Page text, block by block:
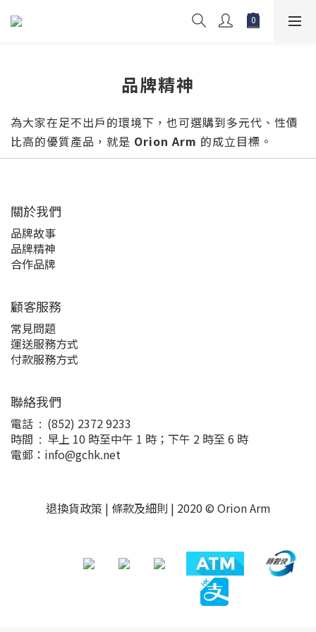
品牌精神
為大家在足不出戶的環境下，也可選購到多元代、性價
比高的優質產品，就是 Orion Arm 的成立目標。
關於我們
品牌故事
品牌精神
合作品牌
顧客服務
常見問題
運送服務方式
付款服務方式
聯絡我們
電話 : (852) 2372 9233
時間 : 早上 10 時至中午 1 時；下午 2 時至 6 時
電郵：info@gchk.net
退換貨政策 | 條款及細則 | 2020 © Orion Arm